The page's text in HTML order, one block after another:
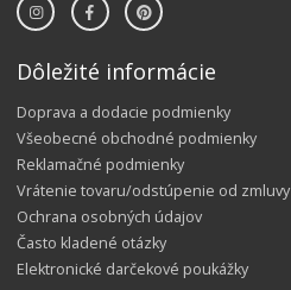
Dôležité informácie
Doprava a dodacie podmienky
Všeobecné obchodné podmienky
Reklamačné podmienky
Vrátenie tovaru/odstúpenie od zmluvy
Ochrana osobných údajov
Často kladené otázky
Elektronické darčekové poukážky